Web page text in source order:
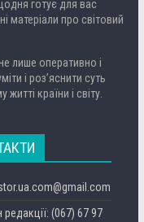
готує для вас
матеріали про світовий
лише оперативно і
і роз’яснити суть
країни і світу.
(067) 67 97